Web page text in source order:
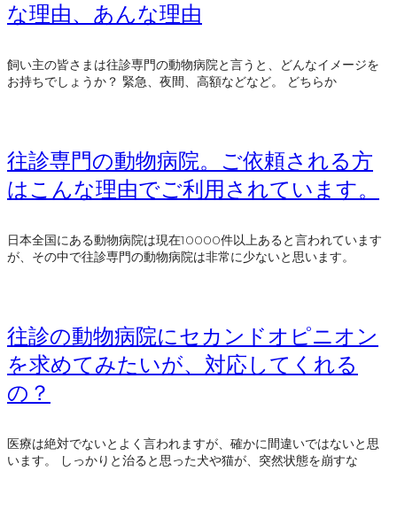
な理由、あんな理由
飼い主の皆さまは往診専門の動物病院と言うと、どんなイメージを
お持ちでしょうか？ 緊急、夜間、高額などなど。 どちらか
往診専門の動物病院。ご依頼される方
はこんな理由でご利用されています。
日本全国にある動物病院は現在10000件以上あると言われています
が、その中で往診専門の動物病院は非常に少ないと思います。
往診の動物病院にセカンドオピニオン
を求めてみたいが、対応してくれる
の？
医療は絶対でないとよく言われますが、確かに間違いではないと思
います。 しっかりと治ると思った犬や猫が、突然状態を崩すな